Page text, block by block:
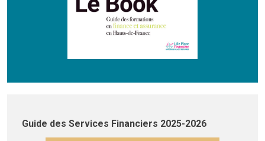
Guide des Services Financiers 2025-2026